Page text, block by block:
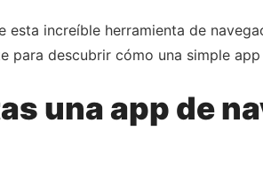
increíble herramienta de
para descubrir cómo una simple
una app de